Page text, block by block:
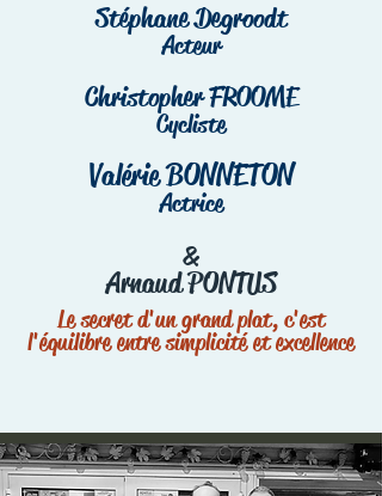
Stéphane Degroodt
Acteur
Christopher FROOME
Cycliste
Valérie BONNETON
Actrice
&
Arnaud PONTUS
Le secret d'un grand plat, c'est
l'équilibre entre simplicité et excellence